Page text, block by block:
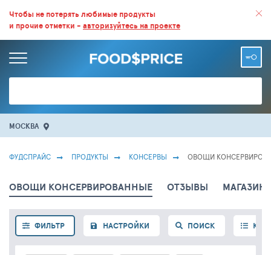
ВСЕ СКИДКИ И ВЫГОДНЫЕ ЦЕНЫ НА ПРОДУКТЫ В МАГАЗИНАХ.
БОЛЬШЕ 100 000 ТОВАРОВ. ЕЖЕДНЕВНОЕ ОБНОВЛЕНИЕ ЦЕН.
Чтобы не потерять любимые продукты
и прочие отметки - авторизуйтесь на проекте
МОСКВА
ФУДСПРАЙС ПРОДУКТЫ КОНСЕРВЫ ОВОЩИ
ОВОЩИ КОНСЕРВИРОВАННЫЕ ОТЗЫВЫ
ФИЛЬТР НАСТРОЙКИ ПОИСК